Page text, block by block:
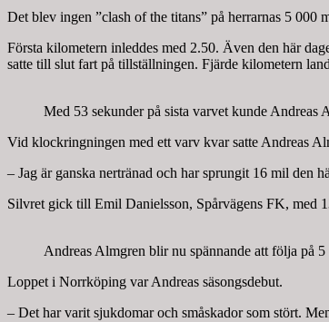
Det blev ingen ”clash of the titans” på herrarnas 5
Första kilometern inleddes med 2.50. Även den här
satte till slut fart på tillställningen. Fjärde kilometern
Med 53 sekunder på sista varvet kunde
Vid klockringningen med ett varv kvar satte Andreas
– Jag är ganska nertränad och har sprungit 16 mil den
Silvret gick till Emil Danielsson, Spårvägens FK, med
Andreas Almgren blir nu spännande att följa på
Loppet i Norrköping var Andreas säsongsdebut.
– Det har varit sjukdomar och småskador som stört.